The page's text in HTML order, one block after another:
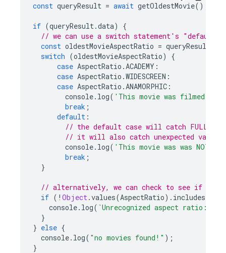
const queryResult = await getOldestMovie();
if (queryResult.data)
{
// we can use a switch statement's "default"
const oldestMovieAspectRatio = queryResult
switch (oldestMovieAspectRatio)
{
case AspectRatio .ACADEMY :
case AspectRatio .WIDESCREEN :
case AspectRatio .ANAMORPHIC :
console. log( 'This movie was filmed in
break ;
default :
// the default case will catch FULLSCREEN,
// it will also catch unexpected values
console. log( 'This movie was was NOT
break ;
}
// alternatively, we can check to see if the
if ( ! Object.values(AspectRatio). includes
console. log( `Unrecognized aspect ratio:
}
} else {
console. log( "no movies found!" );
}